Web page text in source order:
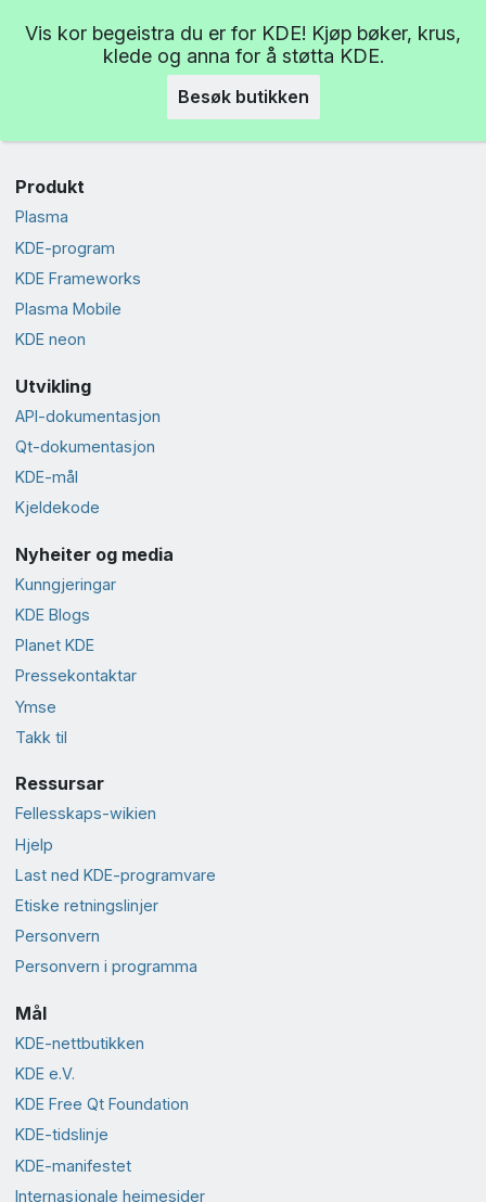
Vis kor begeistra du er for KDE! Kjøp bøker, krus,
klede og anna for å støtta KDE.
Besøk butikken
Produkt
Plasma
KDE-program
KDE Frameworks
Plasma Mobile
KDE neon
Utvikling
API-dokumentasjon
Qt-dokumentasjon
KDE-mål
Kjeldekode
Nyheiter og media
Kunngjeringar
KDE Blogs
Planet KDE
Presse­kontaktar
Ymse
Takk til
Ressursar
Fellesskaps-wikien
Hjelp
Last ned KDE-programvare
Etiske retningslinjer
Personvern
Personvern i programma
Mål
KDE-nettbutikken
KDE e.V.
KDE Free Qt Foundation
KDE-tidslinje
KDE-manifestet
Internasjonale heimesider